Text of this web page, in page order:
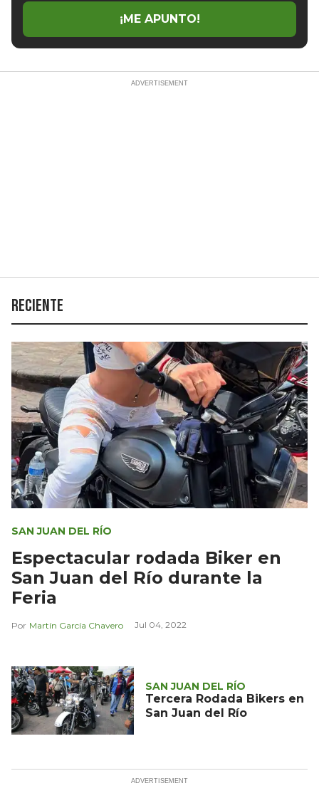
¡ME APUNTO!
Reciente
SAN JUAN DEL RÍO
Espectacular rodada Biker en
San Juan del Río durante la
Feria
Martín García Chavero Jul 04, 2022
SAN JUAN DEL RÍO
Tercera Rodada Bikers en
San Juan del Río